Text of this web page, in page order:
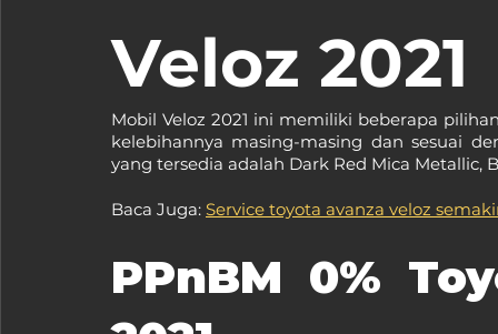
Veloz 2021
Mobil Veloz 2021 ini memiliki beberapa
kelebihannya masing-masing dan sesuai
yang tersedia adalah Dark Red Mica Metallic,
Baca Juga: Service toyota avanza veloz
PPnBM 0%